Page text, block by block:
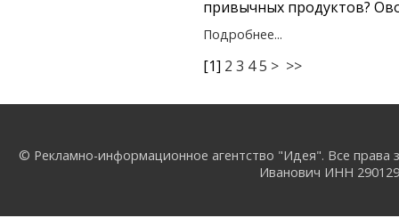
привычных продуктов?
Подробнее...
[1] 2 3 45 > >>
© Рекламно-информационное агентство "Идея". Все права
Иванович ИНН